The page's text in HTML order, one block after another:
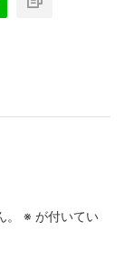
※ が付いてい